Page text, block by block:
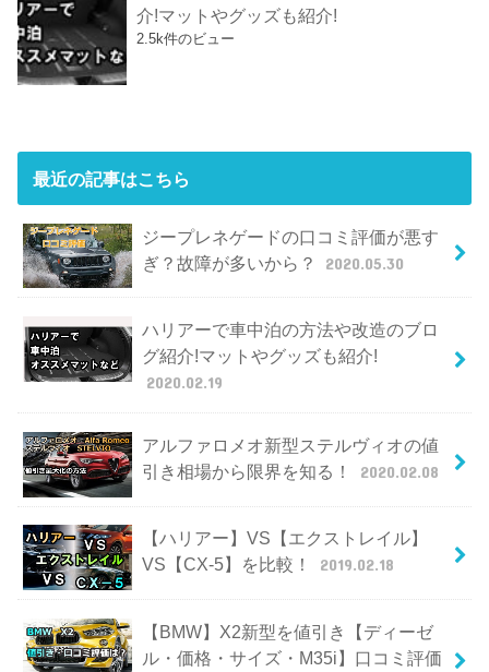
介!マットやグッズも紹介!
2.5k件のビュー
最近の記事はこちら
ジープレネゲードの口コミ評価が悪す
ぎ？故障が多いから？
2020.05.30
ハリアーで車中泊の方法や改造のブロ
グ紹介!マットやグッズも紹介!
2020.02.19
アルファロメオ新型ステルヴィオの値
引き相場から限界を知る！
2020.02.08
【ハリアー】VS【エクストレイル】
VS【CX-5】を比較！
2019.02.18
【BMW】X2新型を値引き【ディーゼ
ル・価格・サイズ・M35i】口コミ評価